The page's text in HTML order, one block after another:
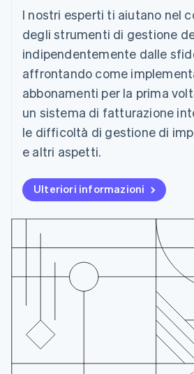
I nostri esperti ti aiutano nel
degli strumenti di gestione
indipendentemente dalle
affrontando come
abbonamenti per la prima
un sistema di fatturazione
le difficoltà di gestione di
e altri aspetti.
Ulteriori informazioni
Português English
Bulgaria
English
Canada
Cina continentale
简体中文English
Cipro
Croazia
EnglishItaliano
English
Emirati Arabi Uniti
Estonia
EnglishSvenska
Francia
Deutsch
Giappone
Gibilterra